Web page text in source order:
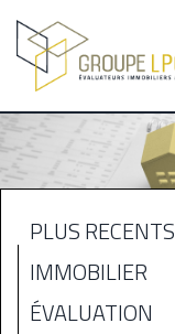
Aller
au
contenu
Main
navigation
MENU
BLOGUE
PLUS RÉCENTS
IMMOBILIER
ÉVALUATION